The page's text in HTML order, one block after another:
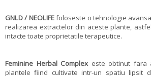
GNLD / NEOLIFEfoloseste o tehnologie
realizarea extractelor din aceste plante,
intacte toate proprietatile terapeutice.
Feminine Herbal Complex este obtinut fara
plantele fiind cultivate intr-un spatiu lipsit